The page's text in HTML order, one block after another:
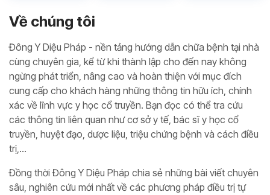
Về chúng tôi
Đông Y Diệu Pháp - nền tảng hướng dẫn chữa bệnh tại nhà
cùng chuyên gia, kể từ khi thành lập cho đến nay không
ngừng phát triển, nâng cao và hoàn thiện với mục đích
cung cấp cho khách hàng những thông tin hữu ích, chính
xác về lĩnh vực y học cổ truyền. Bạn đọc có thể tra cứu
các thông tin liên quan như cơ sở y tế, bác sĩ y học cổ
truyền, huyệt đạo, dược liệu, triệu chứng bệnh và cách điều
trị,...
Đồng thời Đông Y Diệu Pháp chia sẻ những bài viết chuyên
sâu, nghiên cứu mới nhất về các phương pháp điều trị tự